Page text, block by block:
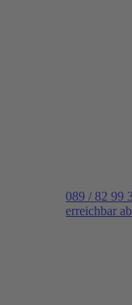
089 / 82 99
erreichbar